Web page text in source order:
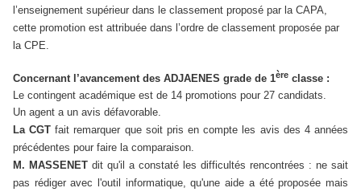
l’enseignement supérieur dans le classement proposé par la CAPA,
cette promotion est attribuée dans l’ordre de classement proposée par
la CPE.
Concernant l’avancement des ADJAENES grade de 1ère classe :
Le contingent académique est de 14 promotions pour 27 candidats.
Un agent a un avis défavorable.
La CGT fait remarquer que soit pris en compte les avis des 4 années
précédentes pour faire la comparaison.
M. MASSENET dit qu'il a constaté les difficultés rencontrées : ne sait
pas rédiger avec l'outil informatique, qu'une aide a été proposée mais